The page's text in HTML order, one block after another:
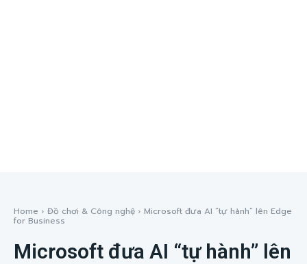
Home Đồ chơi & Công nghệ Microsoft đưa AI “tự hành” lên Edge
for Business
Microsoft đưa AI “tự hành” lên